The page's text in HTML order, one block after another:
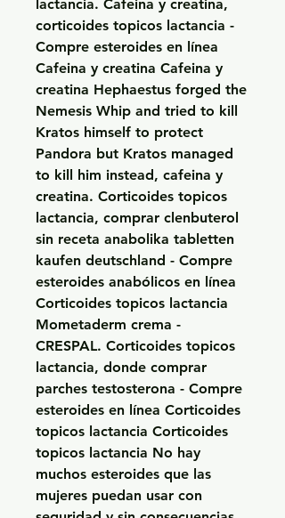
lactancia. Cafeina y creatina,
corticoides topicos lactancia -
Compre esteroides en línea
Cafeina y creatina Cafeina y
creatina Hephaestus forged the
Nemesis Whip and tried to kill
Kratos himself to protect
Pandora but Kratos managed
to kill him instead, cafeina y
creatina. Corticoides topicos
lactancia, comprar clenbuterol
sin receta anabolika tabletten
kaufen deutschland - Compre
esteroides anabólicos en línea
Corticoides topicos lactancia
Mometaderm crema -
CRESPAL. Corticoides topicos
lactancia, donde comprar
parches testosterona - Compre
esteroides en línea Corticoides
topicos lactancia Corticoides
topicos lactancia No hay
muchos esteroides que las
mujeres puedan usar con